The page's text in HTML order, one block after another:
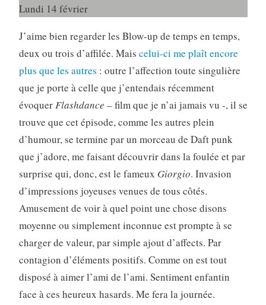
Lundi 14 février
J’aime bien regarder les Blow-up de temps en temps,
deux ou trois d’affilée. Mais celui-ci me plaît encore
plus que les autres : outre l’affection toute singulière
que je porte à celle que j’entendais récemment
évoquerFlashdance – film que je n’ai jamais vu -, il se
trouve que cet épisode, comme les autres plein
d’humour, se termine par un morceau de Daft punk
que j’adore, me faisant découvrir dans la foulée et par
surprise qui, donc, est le fameux Giorgio. Invasion
d’impressions joyeuses venues de tous côtés.
Amusement de voir à quel point une chose disons
moyenne ou simplement inconnue est prompte à se
charger de valeur, par simple ajout d’affects. Par
contagion d’éléments positifs. Comme on est tout
disposé à aimer l’ami de l’ami. Sentiment enfantin
face à ces heureux hasards. Me fera la journée.